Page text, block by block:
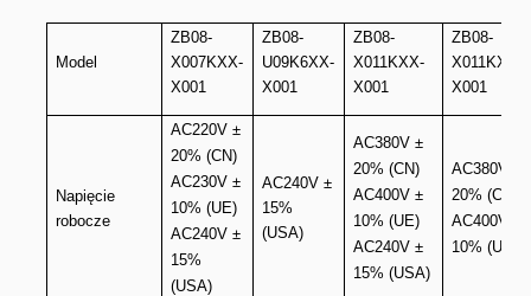
Model
ZB08-
X007KXX-
X001
ZB08-
U09K6XX-
X001
ZB08-
X011KXX-
X001
ZB08-
X011KXX-
X001
Napięcie
robocze
AC220V ±
20% (CN)
AC230V ±
10% (UE)
AC240V ±
15%
(USA)
AC240V ±
15%
(USA)
AC380V ±
20% (CN)
AC400V ±
10% (UE)
AC240V ±
15% (USA)
AC380V ±
20% (CN)
AC400V ±
10% (UE)